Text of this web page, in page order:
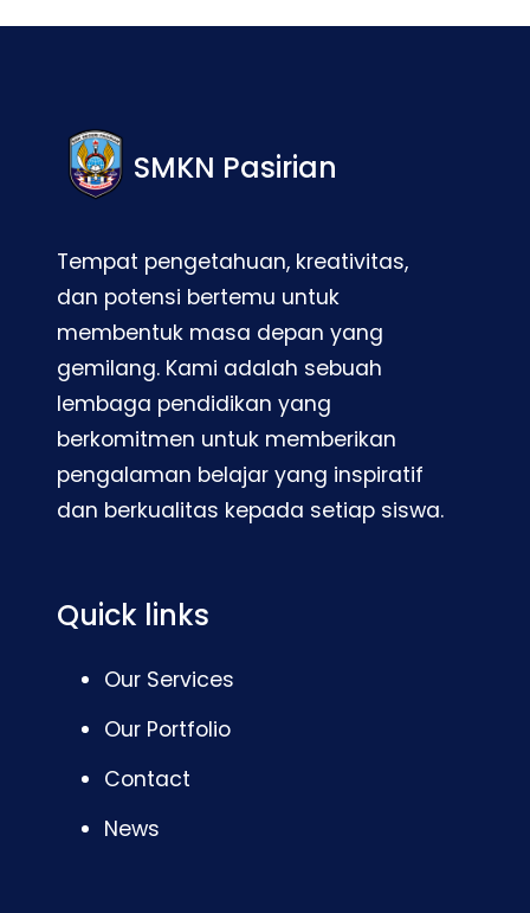
SMKN Pasirian
Tempat pengetahuan, kreativitas,
dan potensi bertemu untuk
membentuk masa depan yang
gemilang. Kami adalah sebuah
lembaga pendidikan yang
berkomitmen untuk memberikan
pengalaman belajar yang inspiratif
dan berkualitas kepada setiap siswa.
Quick links
Our Services
Our Portfolio
Contact
News